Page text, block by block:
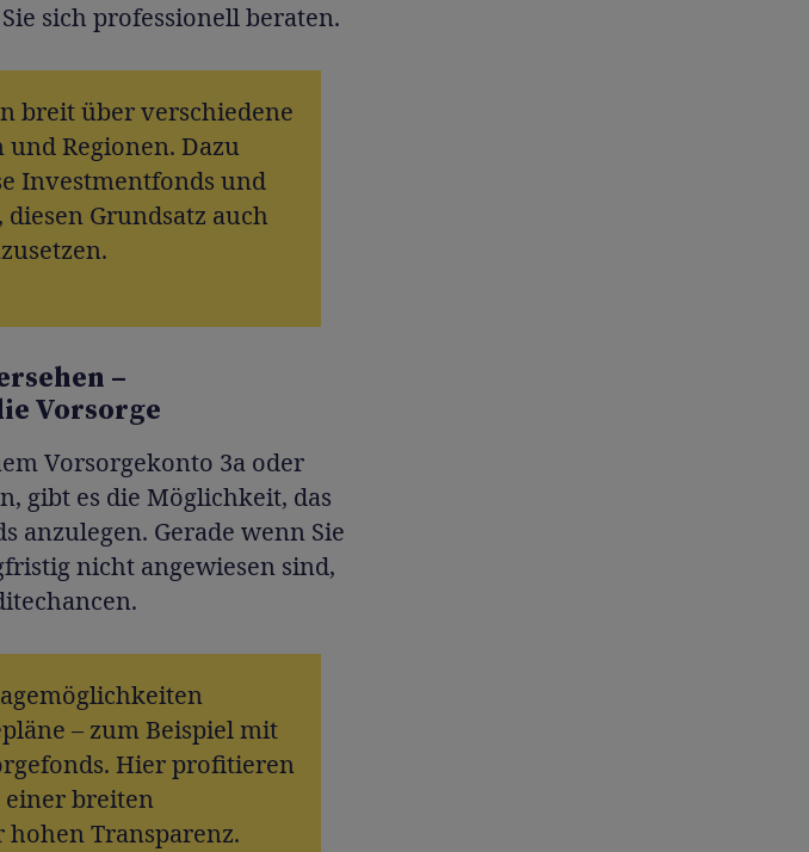
sich professionell beraten.
breit über verschiedene
Regionen. Dazu
Investmentfonds und
diesen Grundsatz auch
–
Vorsorge
Vorsorgekonto 3a oder
gibt es die Möglichkeit, das
anzulegen. Gerade wenn Sie
nicht angewiesen sind,
– zum Beispiel mit
Hier profitieren
einer breiten
Transparenz.